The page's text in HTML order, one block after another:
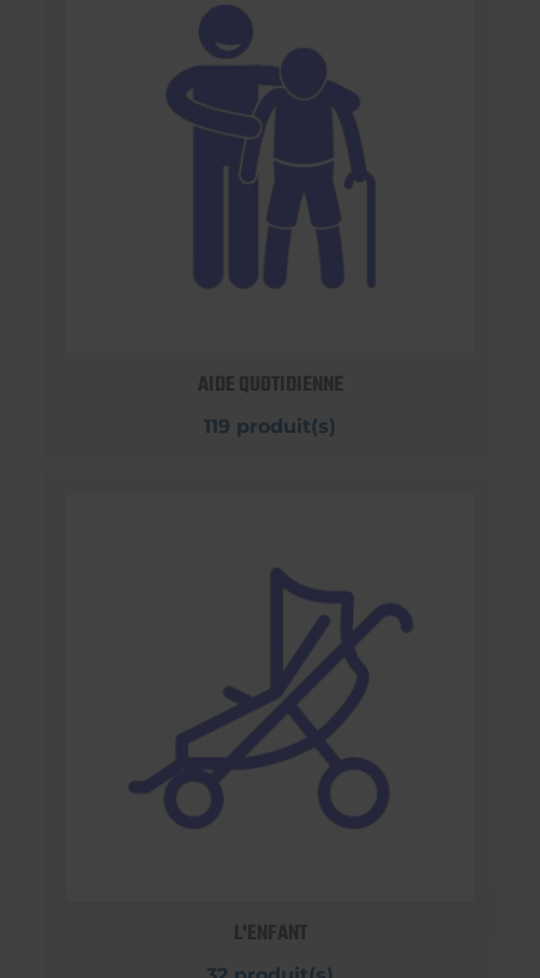
AIDE QUOTIDIENNE
119 produit(s)
L'ENFANT